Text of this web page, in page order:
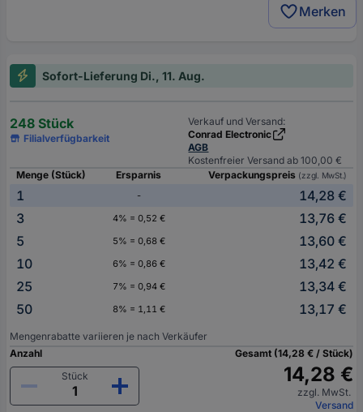
Merken
Sofort-Lieferung Di., 11. Aug.
248 Stück
Filialverfügbarkeit
Verkauf und Versand:
Conrad Electronic
AGB
Kostenfreier Versand ab 100,00 €
Menge (Stück)
Ersparnis Verpackungspreis (zzgl. MwSt.)
1 -
14,28 €
3
4% = 0,52 €
13,76 €
5
5% = 0,68 €
13,60 €
10
6% = 0,86 €
13,42 €
25
7% = 0,94 €
13,34 €
50
8% = 1,11 € 13,17 €
Mengenrabatte variieren je nach Verkäufer
Anzahl
Stück
Gesamt (14,28 € / Stück)
14,28 €
zzgl. MwSt.
Versand